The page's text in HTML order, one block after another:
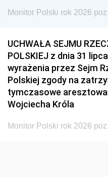
Monitor Polski rok 2026
UCHWAŁA SEJMU
POLSKIEJ z dnia 31
wyrażenia przez Sejm
Polskiej zgody na
tymczasowe
Wojciecha Króla
Monitor Polski rok 2026